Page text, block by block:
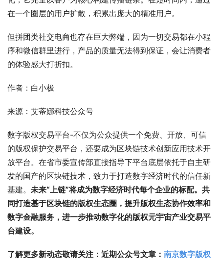
在一个圈层的用户扩散，积累出庞大的精准用户。
但拼团类社交电商也存在巨大弊端，因为一切交易都在小程
序和微信群里进行，产品的质量无法得到保证，会让消费者
的体验感大打折扣。
作者：白小极
来源：艾蒂娜科技公众号
数字版权交易平台-不仅为公众提供一个免费、开放、可信
的版权保护交易平台，还要成为区块链技术创新应用技术开
放平台。在省市委宣传部直接指导下平台底层依托于自主研
发的国产的区块链技术，致力于打造数字经济时代的信任新
基建。 未来“上链”将成为数字经济时代每个企业的标配。 共
同打造基于区块链的版权生态圈，提升版权生态协作效率和
数字金融服务，进一步推动数字化的版权元宇宙产业交易平
台建设。
了解更多新动态敬请关注： 近期公众号文章： 南京数字版权